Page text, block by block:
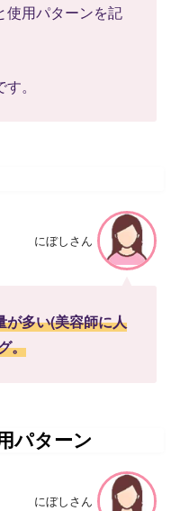
使用パターンを記
。
にぼしさん
が多い(美容師に人
。
パターン
にぼしさん